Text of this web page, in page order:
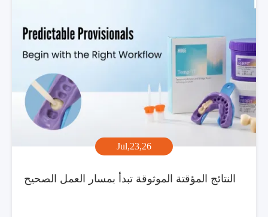
Jul,23,26
النتائج المؤقتة الموثوقة تبدأ بمسار العمل الصحيح